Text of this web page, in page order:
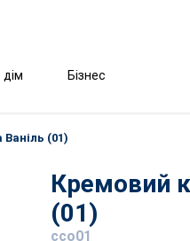
дім Бізнес
(01)
Кремовий
(01)
cco01